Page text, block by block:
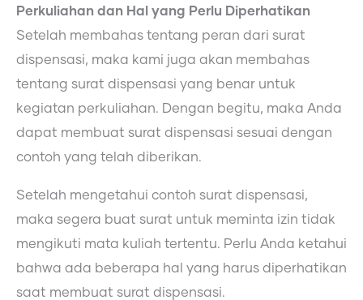
Perkuliahan dan Hal yang Perlu Diperhatikan
Setelah membahas tentang peran dari surat
dispensasi, maka kami juga akan membahas
tentang surat dispensasi yang benar untuk
kegiatan perkuliahan. Dengan begitu, maka Anda
dapat membuat surat dispensasi sesuai dengan
contoh yang telah diberikan.
Setelah mengetahui contoh surat dispensasi,
maka segera buat surat untuk meminta izin tidak
mengikuti mata kuliah tertentu. Perlu Anda ketahui
bahwa ada beberapa hal yang harus diperhatikan
saat membuat surat dispensasi.